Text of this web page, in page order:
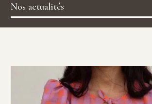
Nos actualités